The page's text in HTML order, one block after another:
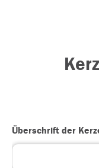
Überschrift der